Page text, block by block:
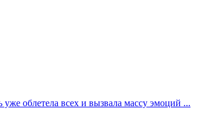
облетела всех и вызвала массу эмоций ...